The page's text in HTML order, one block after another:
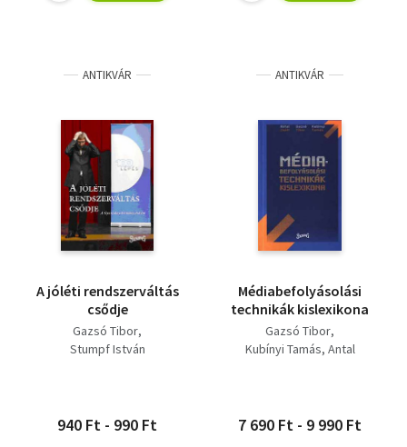
ANTIKVÁR
A jóléti rendszerváltás
csődje
Gazsó Tibor
Stumpf István
940 Ft - 990 Ft
ANTIKVÁR
Médiabefolyásolási
technikák kislexikona
Gazsó Tibor
Kubínyi Tamás Antal
7 690 Ft - 9 990 Ft